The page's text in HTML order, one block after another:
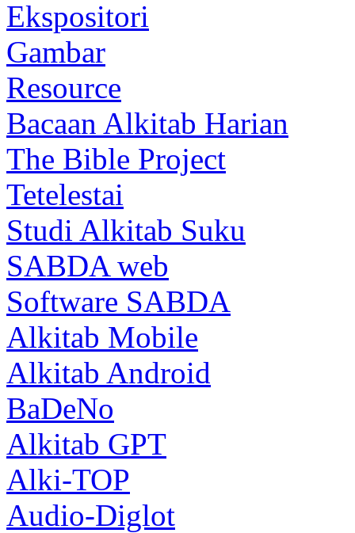
Ekspositori
Gambar
Resource
Bacaan Alkitab Harian
The Bible Project
Tetelestai
Studi Alkitab Suku
SABDA web
Software SABDA
Alkitab Mobile
Alkitab Android
BaDeNo
Alkitab GPT
Alki-TOP
Audio-Diglot